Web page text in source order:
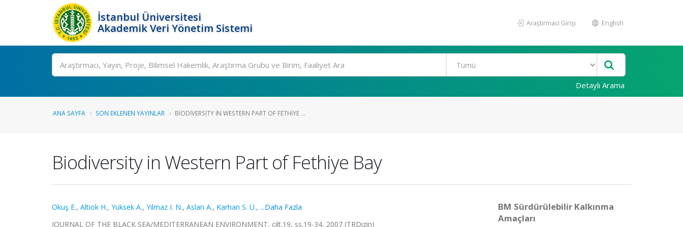
İstanbul Üniversitesi
Akademik Veri Yönetim Sistemi
Araştırmacı Girişi English
Ara
Detaylı Arama
ANA SAYFA SON EKLENEN YAYINLAR BIODIVERSITY IN WESTERN PART OF FETHIYE ...
Biodiversity in Western Part of Fethiye Bay
Okuş E., Altiok H., Yüksek A., Yilmaz I. N., Aslan A., Karhan S. Ü., ...Daha Fazla
JOURNAL OF THE BLACK SEA/MEDITERRANEAN ENVIRONMENT, cilt.19, ss.19-34, 2007 (TRDizin)
BM Sürdürülebilir Kalkınma
Amaçları